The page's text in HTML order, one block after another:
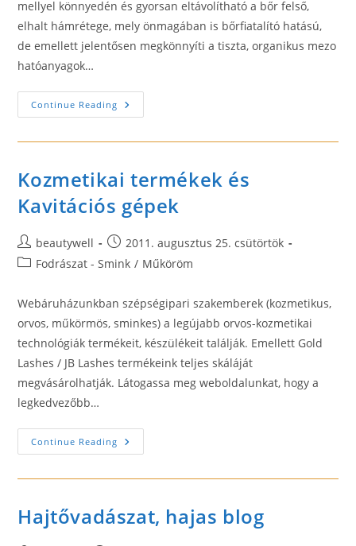
mellyel könnyedén és gyorsan eltávolítható a bőr felső,
elhalt hámrétege, mely önmagában is bőrfiatalító hatású,
de emellett jelentősen megkönnyíti a tiszta, organikus mezo
hatóanyagok…
Continue Reading Bőrcsiszolás
Gyémántfejes
Kozmetikai termékek és
Kavitációs gépek
Post
author:
beautywell
Post
published:
2011. augusztus 25. csütörtök
PostFodrászat - Smink / Műköröm
Webáruházunkban szépségipari szakemberek (kozmetikus,
orvos, műkörmös, sminkes) a legújabb orvos-kozmetikai
technológiák termékeit, készülékeit találják. Emellett Gold
Lashes / JB Lashes termékeink teljes skáláját
megvásárolhatják. Látogassa meg weboldalunkat, hogy a
legkedvezőbb…
Continue Reading Kozmetikai
Termékek
Kavitációs
Hajtővadászat, hajas blog